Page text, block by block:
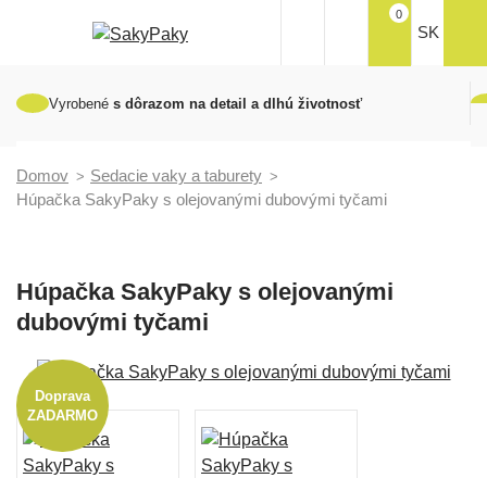
0
SK
Vyrobené s dôrazom na detail a dlhú životnosť
Domov
Sedacie vaky a taburety
Húpačka SakyPaky s olejovanými dubovými tyčami
Húpačka SakyPaky s olejovanými
dubovými tyčami
Doprava
ZADARMO